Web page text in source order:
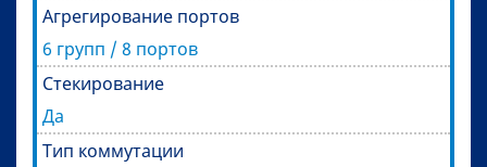
Агрегирование портов
6 групп / 8 портов
Стекирование
Да
Тип коммутации